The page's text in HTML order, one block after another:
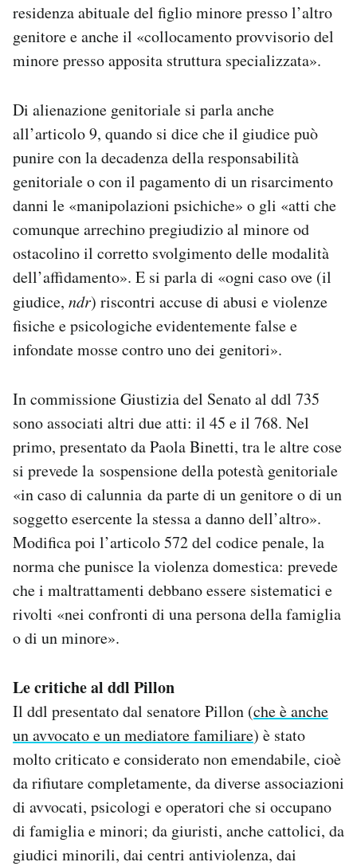
residenza abituale del figlio minore presso l’altro
genitore e anche il «collocamento provvisorio del
minore presso apposita struttura specializzata».
Di alienazione genitoriale si parla anche
all’articolo 9, quando si dice che il giudice può
punire con la decadenza della responsabilità
genitoriale o con il pagamento di un risarcimento
danni le «manipolazioni psichiche» o gli «atti che
comunque arrechino pregiudizio al minore od
ostacolino il corretto svolgimento delle modalità
dell’affidamento». E si parla di «ogni caso ove (il
giudice, ndr) riscontri accuse di abusi e violenze
fisiche e psicologiche evidentemente false e
infondate mosse contro uno dei genitori».
In commissione Giustizia del Senato al ddl 735
sono associati altri due atti: il 45 e il 768. Nel
primo, presentato da Paola Binetti, tra le altre cose
si prevede la sospensione della potestà genitoriale
«in caso di calunnia da parte di un genitore o di un
soggetto esercente la stessa a danno dell’altro».
Modifica poi l’articolo 572 del codice penale, la
norma che punisce la violenza domestica: prevede
che i maltrattamenti debbano essere sistematici e
rivolti «nei confronti di una persona della famiglia
o di un minore».
Le critiche al ddl Pillon
Il ddl presentato dal senatore Pillon (che è anche
un avvocato e un mediatore familiare) è stato
molto criticato e considerato non emendabile, cioè
da rifiutare completamente, da diverse associazioni
di avvocati, psicologi e operatori che si occupano
di famiglia e minori; da giuristi, anche cattolici, da
giudici minorili, dai centri antiviolenza, dai